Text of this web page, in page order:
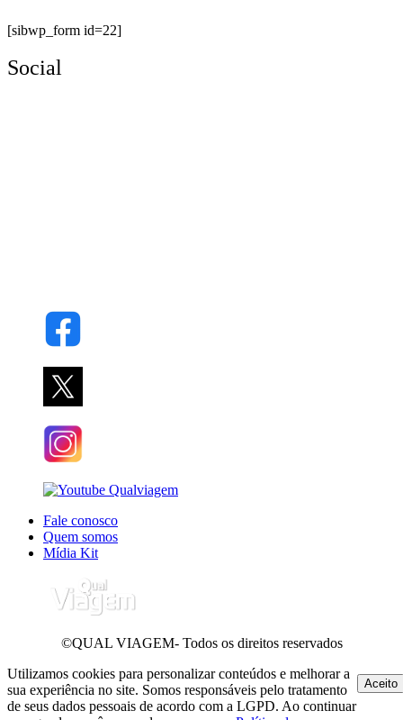
[sibwp_form id=22]
Social
Fale conosco
Quem somos
Mídia Kit
©QUAL VIAGEM- Todos os direitos reservados
Utilizamos cookies para personalizar conteúdos e melhorar a
sua experiência no site. Somos responsáveis pelo tratamento
de seus dados pessoais de acordo com a LGPD. Ao continuar
Aceito